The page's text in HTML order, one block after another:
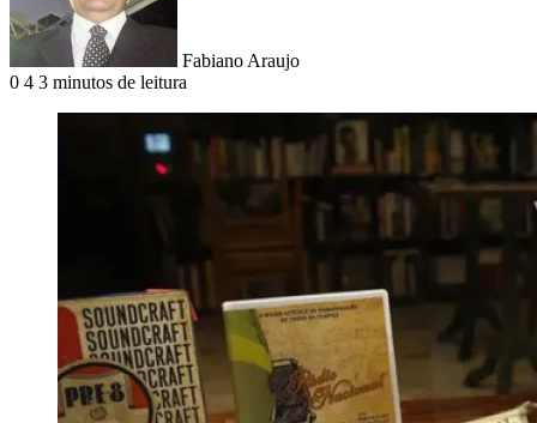
Fabiano Araujo
0 4 3 minutos de leitura